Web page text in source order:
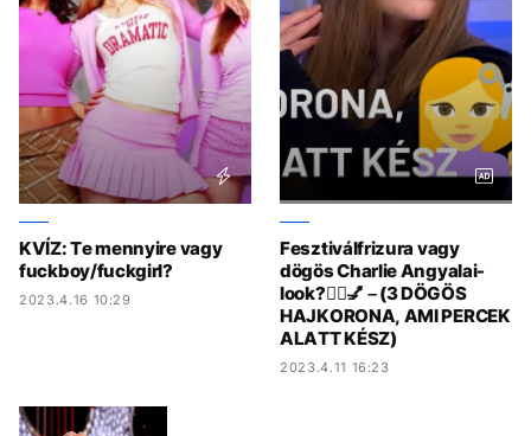
KVÍZ: Te mennyire vagy
fuckboy/fuckgirl?
2023.4.16 10:29
Fesztiválfrizura vagy
dögös Charlie Angyalai-
look?💇‍♀️💅 – (3 DÖGÖS
HAJKORONA, AMI PERCEK
ALATT KÉSZ)
2023.4.11 16:23